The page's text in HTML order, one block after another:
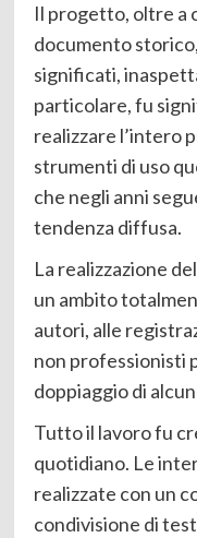
Il progetto, oltre a
documento
significati,
particolare, fu
realizzare l’intero
strumenti di uso
che negli anni
tendenza diffusa.
La realizzazione
un ambito
autori, alle
non professionisti
doppiaggio di
Tutto il lavoro fu
quotidiano. Le
realizzate con un
condivisione di